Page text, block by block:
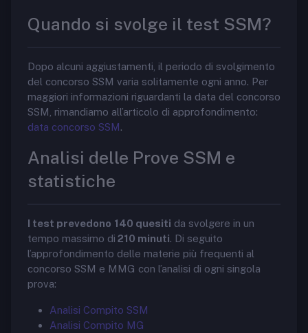
Quando si svolge il test SSM?
Dopo alcuni aggiustamenti, il periodo di svolgimento
del concorso SSM varia solitamente ogni anno. Per
maggiori informazioni riguardanti la data del concorso
SSM, rimandiamo all’articolo di approfondimento:
data concorso SSM.
Analisi delle Prove SSM e
statistiche
I test prevedono 140 quesiti da svolgere in un
tempo massimo di 210 minuti. Di seguito
l’approfondimento delle materie più frequenti al
concorso SSM e MMG con l’analisi di ogni singola
prova:
Analisi Compito SSM
Analisi Compito MG